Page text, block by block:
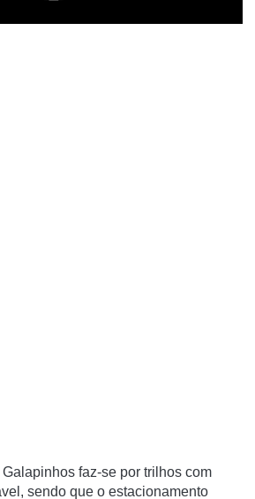
faz-se por trilhos com
sendo que o estacionamento